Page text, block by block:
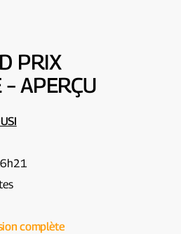
PRIX
– APERÇU
complète